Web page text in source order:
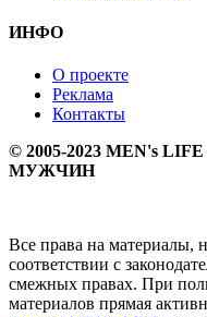
ИНФО
О проекте
Реклама
Контакты
© 2005-2023 MEN's
МУЖЧИН
Все права на материалы,
соответствии с
смежных правах. При
материалов прямая